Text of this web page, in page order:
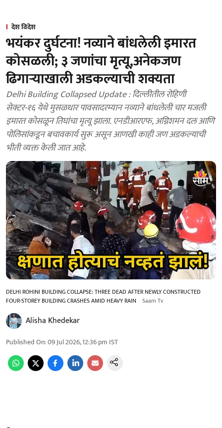
देश विदेश
भयंकर दुर्घटना! नव्याने बांधलेली इमारत
कोसळली; ३ जणांचा मृत्यू,अनेकजण
ढिगाऱ्याखाली अडकल्याची शक्यता
Delhi Building Collapsed Update : दिल्लीतील रोहिणी
सेक्टर-१६ येथे मुसळधार पावसादरम्यान नव्याने बांधलेली चार मजली
इमारत कोसळून तिघांचा मृत्यू झाला. एनडीआरएफ, अग्निशमन दल आणि
पोलिसांकडून बचावकार्य सुरू असून आणखी काही जण अडकल्याची
भीती व्यक्त केली जात आहे.
DELHI ROHINI BUILDING COLLAPSE: THREE DEAD AFTER NEWLY CONSTRUCTED
FOUR-STOREY BUILDING CRASHES AMID HEAVY RAIN Saam Tv
Alisha Khedekar
Published On:09 Jul 2026, 12:36 pm IST